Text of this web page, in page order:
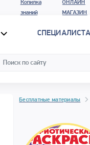
Копилка
знаний
ОНЛАЙН
МАГАЗИН
Бесплатные материалы